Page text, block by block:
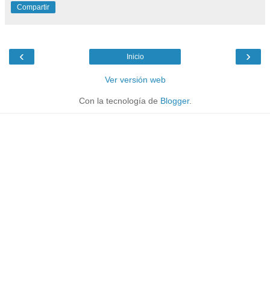
Compartir
‹ ›
Inicio
Ver versión web
Con la tecnología de Blogger.